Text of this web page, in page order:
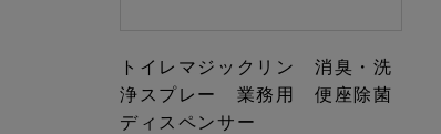
トイレマジックリン 消臭・洗
浄スプレー 業務用 便座除菌
ディスペンサー